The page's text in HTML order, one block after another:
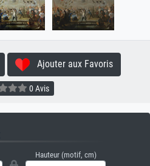
Ajouter aux Favoris
0 Avis
Hauteur (motif, cm)